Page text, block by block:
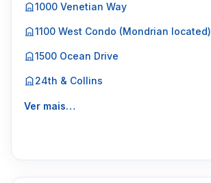
1000 Venetian Way
1100 West Condo (Mondrian located)
1500 Ocean Drive
24th & Collins
Ver mais…